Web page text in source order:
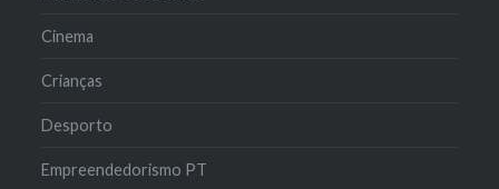
Cinema
Crianças
Desporto
Empreendedorismo PT